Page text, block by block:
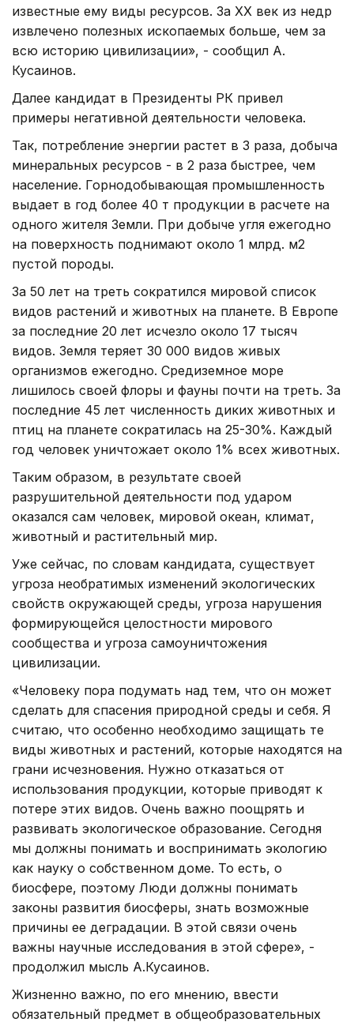
известные ему виды ресурсов. За ХХ век из недр
извлечено полезных ископаемых больше, чем за
всю историю цивилизации», - сообщил А.
Кусаинов.
Далее кандидат в Президенты РК привел
примеры негативной деятельности человека.
Так, потребление энергии растет в 3 раза, добыча
минеральных ресурсов - в 2 раза быстрее, чем
население. Горнодобывающая промышленность
выдает в год более 40 т продукции в расчете на
одного жителя Земли. При добыче угля ежегодно
на поверхность поднимают около 1 млрд. м2
пустой породы.
За 50 лет на треть сократился мировой список
видов растений и животных на планете. В Европе
за последние 20 лет исчезло около 17 тысяч
видов. Земля теряет 30 000 видов живых
организмов ежегодно. Средиземное море
лишилось своей флоры и фауны почти на треть. За
последние 45 лет численность диких животных и
птиц на планете сократилась на 25-30%. Каждый
год человек уничтожает около 1% всех животных.
Таким образом, в результате своей
разрушительной деятельности под ударом
оказался сам человек, мировой океан, климат,
животный и растительный мир.
Уже сейчас, по словам кандидата, существует
угроза необратимых изменений экологических
свойств окружающей среды, угроза нарушения
формирующейся целостности мирового
сообщества и угроза самоуничтожения
цивилизации.
«Человеку пора подумать над тем, что он может
сделать для спасения природной среды и себя. Я
считаю, что особенно необходимо защищать те
виды животных и растений, которые находятся на
грани исчезновения. Нужно отказаться от
использования продукции, которые приводят к
потере этих видов. Очень важно поощрять и
развивать экологическое образование. Сегодня
мы должны понимать и воспринимать экологию
как науку о собственном доме. То есть, о
биосфере, поэтому Люди должны понимать
законы развития биосферы, знать возможные
причины ее деградации. В этой связи очень
важны научные исследования в этой сфере», -
продолжил мысль А.Кусаинов.
Жизненно важно, по его мнению, ввести
обязательный предмет в общеобразовательных